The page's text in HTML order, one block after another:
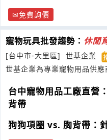
免費詢價
寵物玩具批發趨勢： 休閒
[台中市-大里區]
世基企業
世基企業為專業寵物用品供
台中寵物用品工廠直營
背帶
狗狗項圈 vs. 胸背帶：